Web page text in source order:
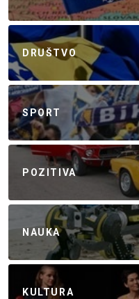
DRUŠTVO
SPORT
POZITIVA
NAUKA
KULTURA